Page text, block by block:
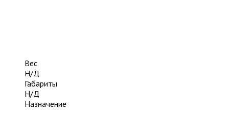
Вес
Н/Д
Габариты
Н/Д
Назначение